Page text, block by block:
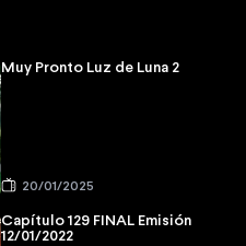
Muy Pronto Luz de Luna 2
20/01/2025
Capítulo 129 FINAL Emisión
12/01/2022